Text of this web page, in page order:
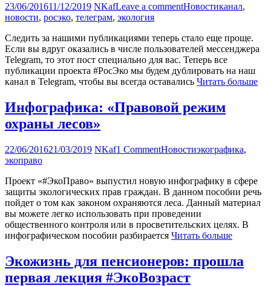
23/06/201611/12/2019 NKafLeave a commentНовостиканал,
новости, росэко, телеграм, экология
Следить за нашими публикациями теперь стало еще проще.
Если вы вдруг оказались в числе пользователей мессенджера
Telegram, то этот пост специально для вас. Теперь все
публикации проекта #РосЭко мы будем дублировать на наш
канал в Telegram, чтобы вы всегда оставались Читать больше
Инфографика: «Правовой режим
охраны лесов»
22/06/201621/03/2019 NKaf1 CommentНовостиэкографика,
экоправо
Проект «#ЭкоПраво» выпустил новую инфографику в сфере
защиты экологических прав граждан. В данном пособии речь
пойдет о том как законом охраняются леса. Данный материал
вы можете легко использовать при проведении
общественного контроля или в просветительских целях. В
инфографическом пособии разбирается Читать больше
Экожизнь для пенсионеров: прошла
первая лекция #ЭкоВозраст